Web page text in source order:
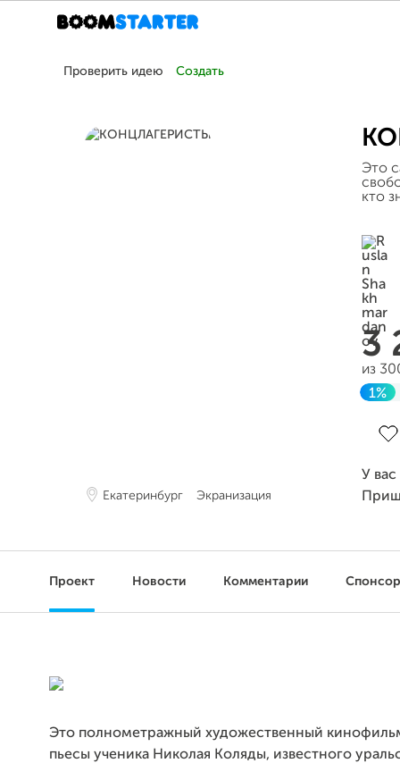
Проверить идею Создать
Екатеринбург Экранизация
Это
кто
3
из
1%
У
Проект Новости Комментарии
Это полнометражный художественный
пьесы ученика Николая Коляды, известного